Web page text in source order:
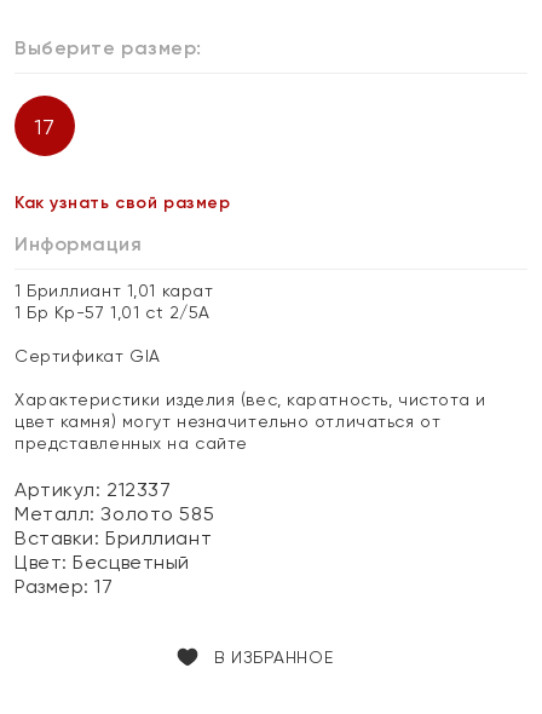
Выберите размер:
17
Как узнать свой размер
Информация
1 Бриллиант 1,01 карат
1 Бр Кр-57 1,01 ct 2/5А
Сертификат GIA
Характеристики изделия (вес, каратность, чистота и
цвет камня) могут незначительно отличаться от
представленных на сайте
Артикул: 212337
Металл:Золото 585
Вставки:Бриллиант
Цвет:Бесцветный
Размер:17
В ИЗБРАННОЕ